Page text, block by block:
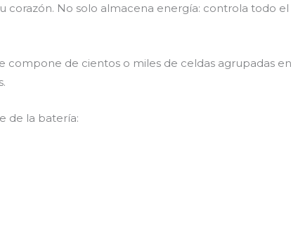
corazón. No solo almacena energía: controla todo
compone de cientos o miles de celdas agrupadas
de la batería: